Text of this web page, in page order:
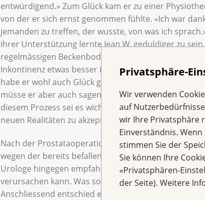
Privatsphäre-
Wir verwenden
auf
wir Ihre Privatsphäre
Einverständnis. Wenn
stimmen Sie der
Sie können Ihre
«Privatsphären-
der Seite). Weitere
entwürdigend.» Zum Glück kam er zu einer
von der er sich ernst genommen fühlte. «Ich war
jemanden zu treffen, der wusste, von was ich
ihrer Unterstützung lernte Jean W. geduldiger zu
regelmässigen Beckenbodenübungen halfen ihm, die
Inkontinenz etwas besser in den Griff zu bekommen.
habe er wohl auch Glück gehabt. Nach einem
müsse er aber auch sagen: «So wie vor der
diesem Prozess sei es wichtig, Geduld und
neuen Realitäten zu akzeptieren, sagt er.
Nach der Prostataoperation stand Jean W. vor
wegen der bereits befallenen Lymphknoten, sofort
Urologe hingegen empfahl ihm zuzuwarten, da die
verursachen kann. Was sollte er tun? Jean W. holte
Anschliessend entschied er sich für einen